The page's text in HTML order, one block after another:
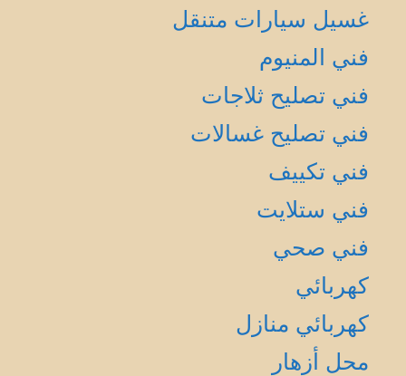
غسيل سيارات متنقل
فني المنيوم
فني تصليح ثلاجات
فني تصليح غسالات
فني تكييف
فني ستلايت
فني صحي
كهربائي
كهربائي منازل
محل أزهار